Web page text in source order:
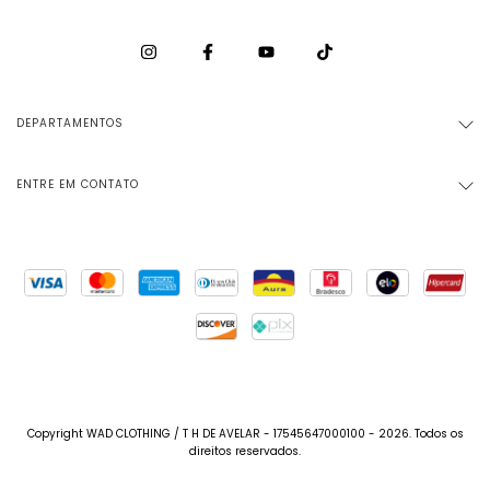
DEPARTAMENTOS
ENTRE EM CONTATO
Copyright WAD CLOTHING / T H DE AVELAR - 17545647000100 - 2026. Todos os
direitos reservados.